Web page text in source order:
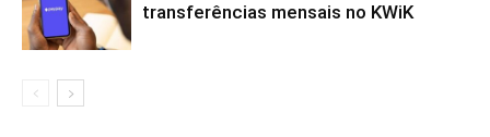
transferências mensais no KWiK